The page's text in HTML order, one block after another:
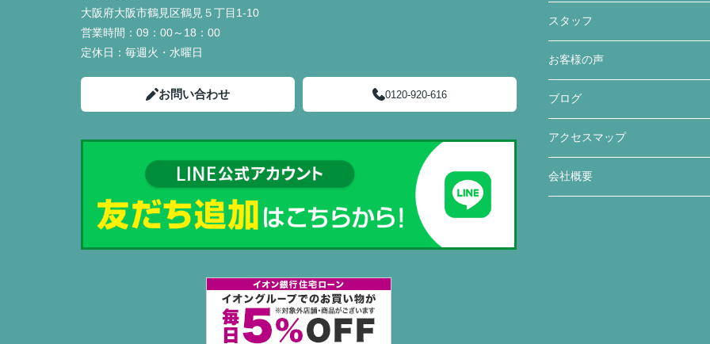
大阪府大阪市鶴見区鶴見５丁目1-10
営業時間： 09：00～18：00
定休日： 毎週火・水曜日
お問い合わせ 0120-920-616
スタッフ
お客様の声
ブログ
アクセスマップ
会社概要